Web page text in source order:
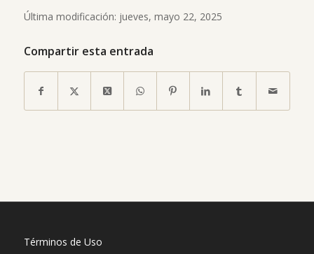
Última modificación: jueves, mayo 22, 2025
Compartir esta entrada
Términos de Uso